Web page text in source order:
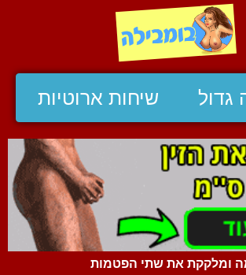
גדול שיחות ארוטיות
ומלקקת את שתי הפטמות